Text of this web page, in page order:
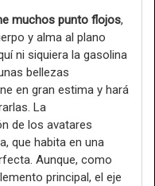
muchos punto flojos,
y alma al plano
ni siquiera la gasolina
bellezas
en gran estima y hará
La
de los avatares
que habita en una
Aunque, como
principal, el eje